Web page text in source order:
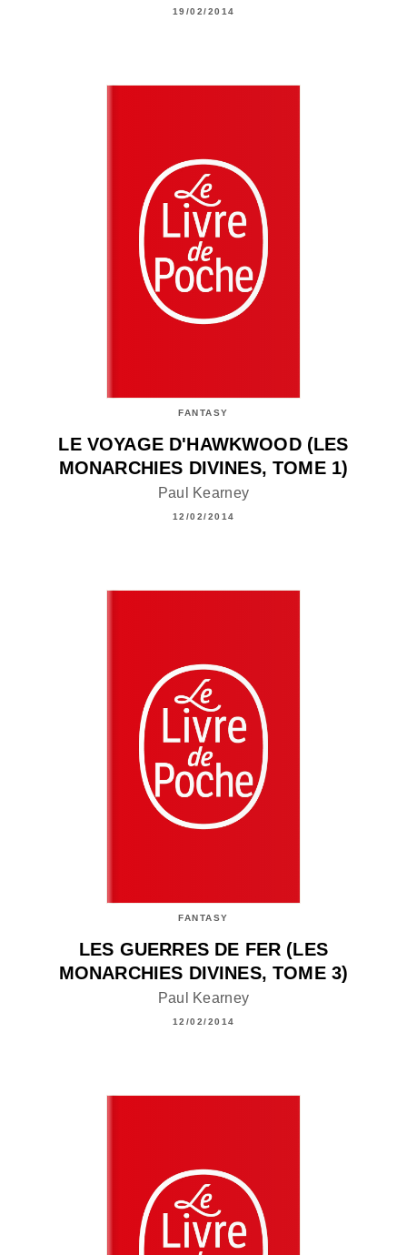
19/02/2014
FANTASY
LE VOYAGE D'HAWKWOOD (LES
MONARCHIES DIVINES, TOME 1)
Paul Kearney
12/02/2014
FANTASY
LES GUERRES DE FER (LES
MONARCHIES DIVINES, TOME 3)
Paul Kearney
12/02/2014